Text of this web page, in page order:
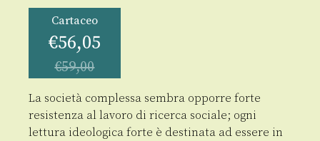
Cartaceo
€56,05
€59,00
La società complessa sembra opporre forte
resistenza al lavoro di ricerca sociale; ogni
lettura ideologica forte è destinata ad essere in